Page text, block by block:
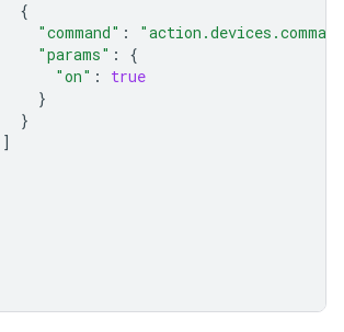
{
"command" :
"params" :
{
"on" :
true
}
}
]